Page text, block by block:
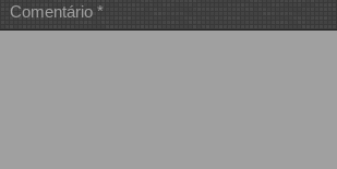
Comentário *